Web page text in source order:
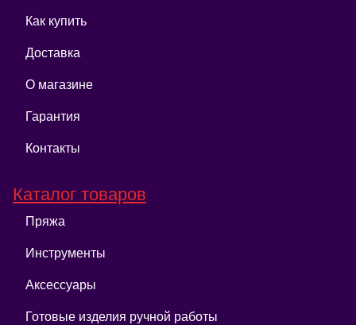
Как купить
Доставка
О магазине
Гарантия
Контакты
Каталог товаров
Пряжа
Инструменты
Аксессуары
Готовые изделия ручной работы